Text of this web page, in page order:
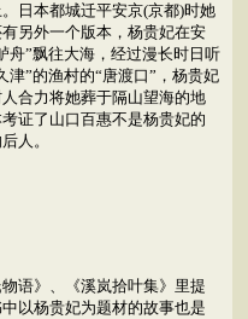
日本都城迁平安京(京都)时她
另外一个版本，杨贵妃在安
舟”飘往大海，经过漫长时日听
津”的渔村的“唐渡口”，杨贵妃
合力将她葬于隔山望海的地
证了山口百惠不是杨贵妃的
人。
语》、《溪岚拾叶集》里提
以杨贵妃为题材的故事也是